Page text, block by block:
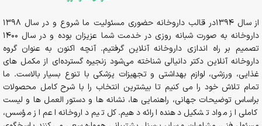
از سال 1394در قالب داروخانه حضوری مسئولیت ما شروع و در سال 1398
داروخانه به صورت شبانه روزی در خدمت شما عزیزان بوده و در سال 1400
تصمیم بر راه اندازی داروخانه آنلاین گرفتیم. آنچه اکنون به عنوان گروه
داروخانه آنلاین دکتر دانیالی شناخته می‌شود زنجیره گسترده‌ای از مکمل های
غذایی، ورزشی، لوازم بهداشتی و تجهیزات پزشکی با تنوع بسیار بالاست. ما
تمام تلاش خود را می کنیم تا بیشترین انتخاب را با شرح کامل محصولات
براساس توضیحات جهانی، راهنمایی ها، نشانه ها و دستور العمل ها و لیست
کاملی از مواد تشکیل دهنده ارائه دهیم. کل تیم داروخانه اعم از مؤسس،